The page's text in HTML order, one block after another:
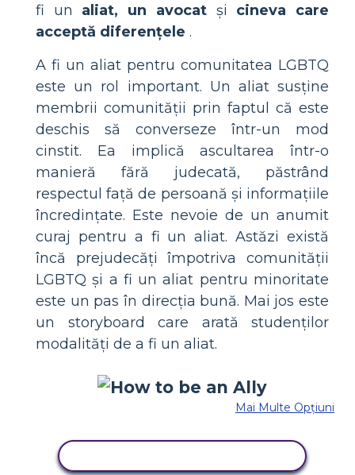
fi un aliat, un avocatși cineva care
acceptă diferențele .
A fi un aliat pentru comunitatea LGBTQ
este un rol important. Un aliat susține
membrii comunității prin faptul că este
deschis să converseze într-un mod
cinstit. Ea implică ascultarea într-o
manieră fără judecată, păstrând
respectul față de persoană și informațiile
încredințate. Este nevoie de un anumit
curaj pentru a fi un aliat. Astăzi există
încă prejudecăți împotriva comunității
LGBTQ și a fi un aliat pentru minoritate
este un pas în direcția bună. Mai jos este
un storyboard care arată studenților
modalități de a fi un aliat.
Mai Multe Opțiuni